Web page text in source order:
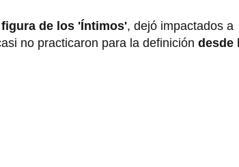
figura de los 'Íntimos', dejó impactados a
no practicaron para la definición desde